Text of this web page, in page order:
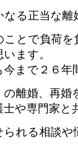
なる正当な
ことで負荷
います。
今まで２６年
の離婚、再婚
士や専門家と
られる相談や